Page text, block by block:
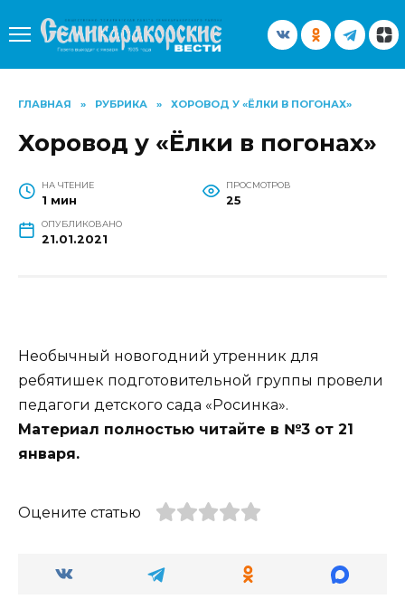
содержанию
ГЛАВНАЯ » РУБРИКА » ХОРОВОД У «ЁЛКИ В ПОГОНАХ»
Хоровод у «Ёлки в погонах»
НА ЧТЕНИЕ
1 мин
ПРОСМОТРОВ
25
ОПУБЛИКОВАНО
21.01.2021
Необычный новогодний утренник для
ребятишек подготовительной группы провели
педагоги детского сада «Росинка».
Материал полностью читайте в №3 от 21
января.
Оцените статью